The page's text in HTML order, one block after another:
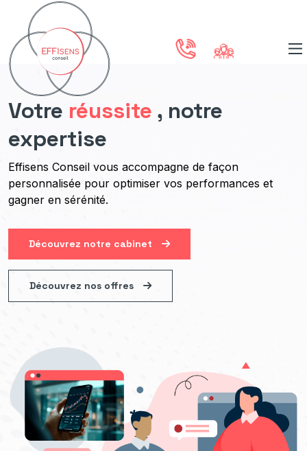
Votre réussite , notre
expertise
Effisens Conseil vous accompagne de façon
personnalisée pour optimiser vos performances et
gagner en sérénité.
Découvrez notre cabinet
Découvrez nos offres